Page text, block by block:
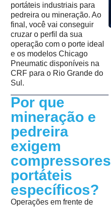
portáteis industriais para
pedreira ou mineração. Ao
final, você vai conseguir
cruzar o perfil da sua
operação com o porte ideal
e os modelos Chicago
Pneumatic disponíveis na
CRF para o Rio Grande do
Sul.
Por que
mineração e
pedreira
exigem
compressores
portáteis
específicos?
Operações em frente de